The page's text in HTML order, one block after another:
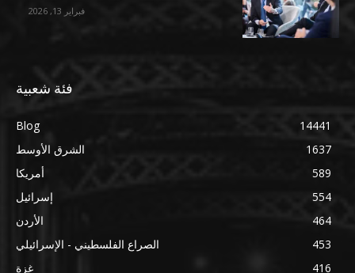
فبراير 13, 2026
فئة شعبية
Blog
14441
الشرق الأوسط
1637
أمريكا
589
إسرائيل
554
الأردن
464
الصراع الفلسطيني - الإسرائيلي
453
غزة
416